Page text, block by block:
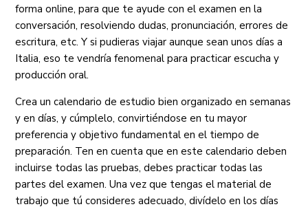
forma online, para que te ayude con el examen en la
conversación, resolviendo dudas, pronunciación, errores de
escritura, etc. Y si pudieras viajar aunque sean unos días a
Italia, eso te vendría fenomenal para practicar escucha y
producción oral.
Crea un calendario de estudio bien organizado en semanas
y en días, y cúmplelo, convirtiéndose en tu mayor
preferencia y objetivo fundamental en el tiempo de
preparación. Ten en cuenta que en este calendario deben
incluirse todas las pruebas, debes practicar todas las
partes del examen. Una vez que tengas el material de
trabajo que tú consideres adecuado, divídelo en los días